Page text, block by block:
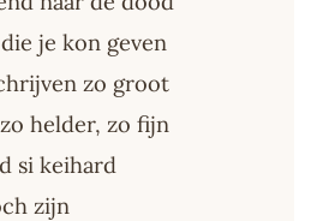
je kon geven
zo groot
helder, zo fijn
si keihard
zijn